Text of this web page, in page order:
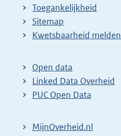
Toegankelijkheid
Sitemap
E
t
e
r
l
Kwetsbaarheid melden
Open data
Linked Data Overheid
PUC Open Data
MijnOverheid.nl